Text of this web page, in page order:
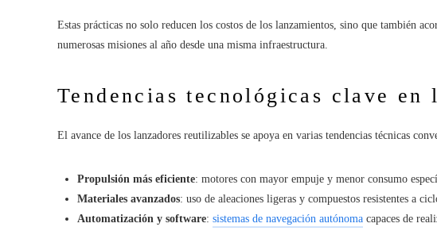
Estas prácticas no solo reducen los costos de los lanzamientos, sino que también
numerosas misiones al año desde una misma infraestructura.
Tendencias tecnológicas clave en
El avance de los lanzadores reutilizables se apoya en varias tendencias técnicas
Propulsión más eficiente: motores con mayor empuje y menor consumo
Materiales avanzados: uso de aleaciones ligeras y compuestos resistentes a
Automatización y software: sistemas de navegación autónoma capaces de